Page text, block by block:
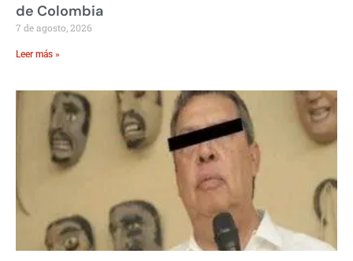
de Colombia
7 de agosto, 2026
Leer más »